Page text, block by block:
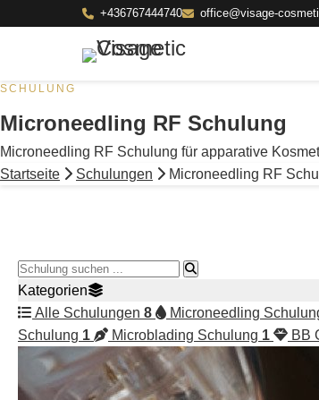
+436767444740 office@visage-
SCHULUNG
Microneedling RF Schulung
Microneedling RF Schulung für apparative
Startseite
Schulungen Microneedling RF
Schulung suchen
Kategorien
Alle Schulungen 8 Microneedling
Schulung 1 Microblading Schulung 1 BB